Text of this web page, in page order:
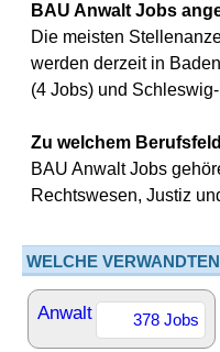
BAU Anwalt Jobs
Die meisten
werden derzeit in
(4 Jobs) und
Zu welchem
BAU Anwalt Jobs
Rechtswesen, Justiz
WELCHE
Anwalt 378 Jobs